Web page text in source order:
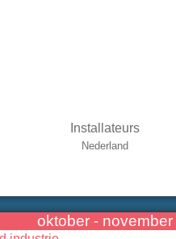
Installateurs
Nederland
oktober - november